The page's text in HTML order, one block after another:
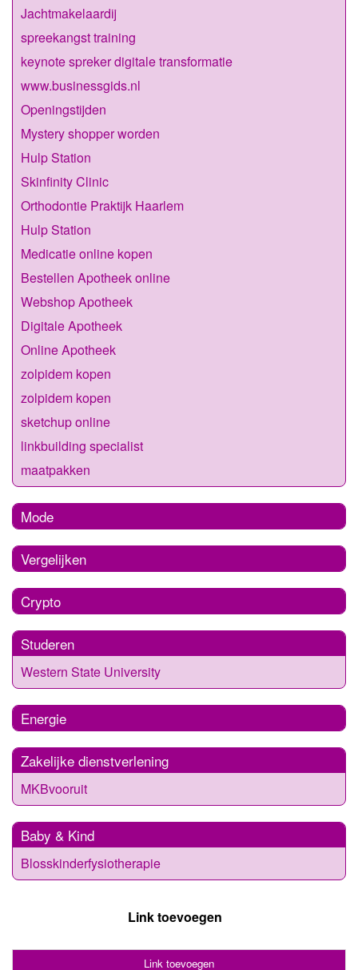
Jachtmakelaardij
spreekangst training
keynote spreker digitale transformatie
www.businessgids.nl
Openingstijden
Mystery shopper worden
Hulp Station
Skinfinity Clinic
Orthodontie Praktijk Haarlem
Hulp Station
Medicatie online kopen
Bestellen Apotheek online
Webshop Apotheek
Digitale Apotheek
Online Apotheek
zolpidem kopen
zolpidem kopen
sketchup online
linkbuilding specialist
maatpakken
Mode
Vergelijken
Crypto
Studeren
Western State University
Energie
Zakelijke dienstverlening
MKBvooruit
Baby & Kind
Blosskinderfysiotherapie
Link toevoegen
Link toevoegen